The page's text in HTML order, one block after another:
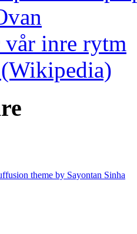
inre rytm
theme by Sayontan Sinha